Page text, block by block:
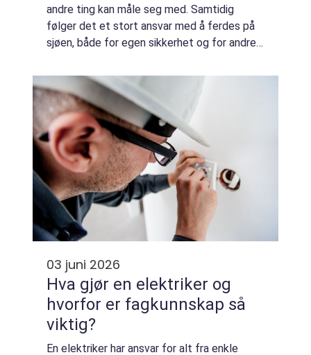
andre ting kan måle seg med. Samtidig
følger det et stort ansvar med å ferdes på
sjøen, både for egen sikkerhet og for andre.
tryggere båtliv, og for mange også et lo...
03 juni 2026
Hva gjør en elektriker og
hvorfor er fagkunnskap så
viktig?
En elektriker har ansvar for alt fra enkle